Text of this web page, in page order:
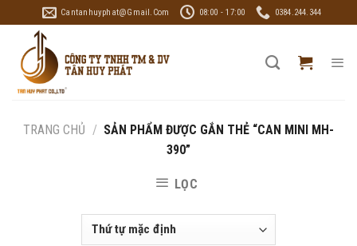
to
content
Cantanhuyphat@gmail.com 08:00 - 17:00 0384.244.344
TRANG CHỦ / SẢN PHẨM ĐƯỢC GẮN THẺ “CAN MINI MH-
390”
LỌC